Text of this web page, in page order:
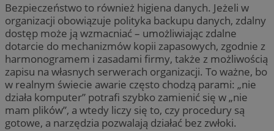
Bezpieczeństwo to również higiena danych. Jeżeli w
organizacji obowiązuje polityka backupu danych, zdalny
dostęp może ją wzmacniać – umożliwiając zdalne
dotarcie do mechanizmów kopii zapasowych, zgodnie z
harmonogramem i zasadami firmy, także z możliwością
zapisu na własnych serwerach organizacji. To ważne, bo
w realnym świecie awarie często chodzą parami: „nie
działa komputer” potrafi szybko zamienić się w „nie
mam plików”, a wtedy liczy się to, czy procedury są
gotowe, a narzędzia pozwalają działać bez zwłoki.